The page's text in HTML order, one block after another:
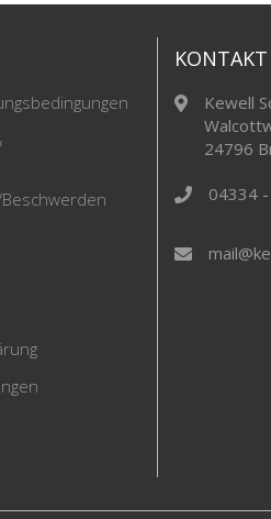
KONTAKT
Kewell
24796
04334